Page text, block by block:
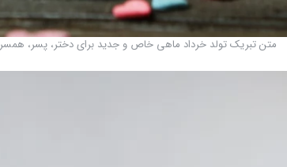
متن تبریک تولد خرداد ماهی خاص و جدید برای دختر، پسر، همسر